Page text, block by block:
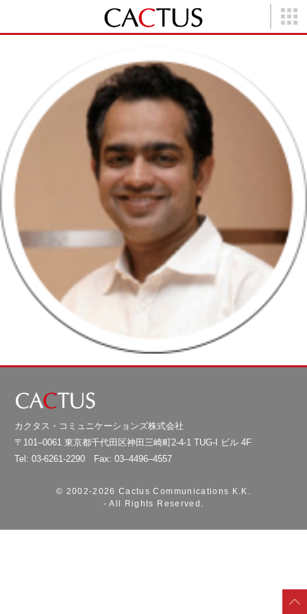
カクタス・コミュニケーションズ株式会社
〒101–0061 東京都千代田区神田三崎町2-4-1 TUG-I ビル 4F
Tel: 03-6261-2290 Fax: 03–4496–4557
© 2002-2026 Cactus Communications K.K.
- All Rights Reserved.